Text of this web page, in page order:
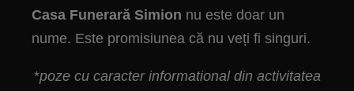
Casa Funerară Simion nu este doar un
nume. Este promisiunea că nu veți fi singuri.
*poze cu caracter informational din activitatea